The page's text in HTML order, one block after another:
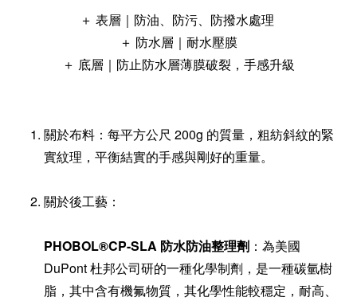
＋ 表層｜防油、防污、防撥水處理
＋ 防水層｜耐水壓膜
＋ 底層｜防止防水層薄膜破裂，手感升級
關於布料：每平方公尺 200g 的質量，粗紡斜紋的緊
實紋理，平衡結實的手感與剛好的重量⁣⁣⁣⁣。
關於後工藝：
PHOBOL®CP-SLA 防水防油整理劑 ：為美國
DuPont 杜邦公司研的一種化學制劑，是一種碳氫樹
脂，其中含有機氟物質，其化學性能較穩定，耐高、